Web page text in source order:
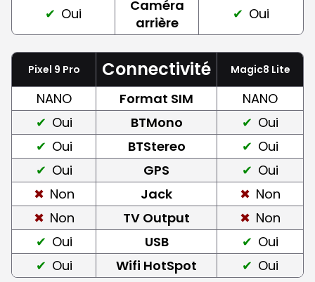
Oui
Caméra
arrière
Oui
Pixel 9 Pro Connectivité Magic8 Lite
NANO Format SIM
NANO
Oui
BTMono
Oui
Oui
BTStereo
Oui
Oui
GPS
Oui
Non
Jack
Non
Non
TV Output
Non
Oui
USB
Oui
Oui
Wifi HotSpot Oui